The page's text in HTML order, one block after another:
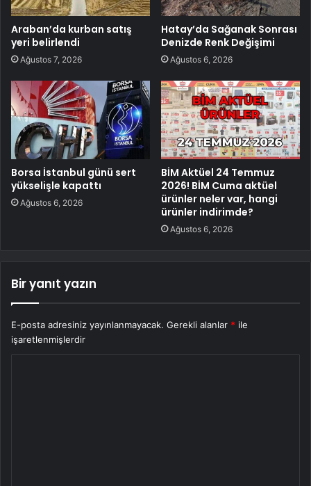
Araban’da kurban satış
yeri belirlendi
Ağustos 7, 2026
Hatay’da Sağanak Sonrası
Denizde Renk Değişimi
Ağustos 6, 2026
Borsa İstanbul günü sert
yükselişle kapattı
Ağustos 6, 2026
BİM Aktüel 24 Temmuz
2026! BİM Cuma aktüel
ürünler neler var, hangi
ürünler indirimde?
Ağustos 6, 2026
Bir yanıt yazın
E-posta adresiniz yayınlanmayacak. Gerekli alanlar * ile
işaretlenmişlerdir